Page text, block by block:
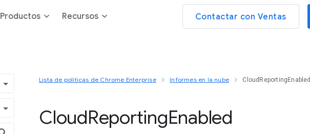
Productos Recursos Contactar con Ventas
Lista de políticas de Chrome Enterprise Informes en la nube CloudReportingEnabled
CloudReportingEnabled